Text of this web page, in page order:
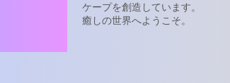
ケープを創造しています。